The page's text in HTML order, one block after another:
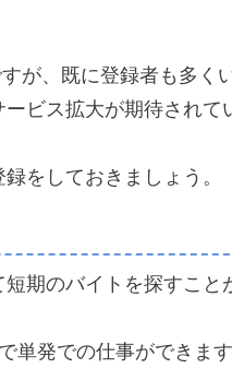
が、既に登録者も多くい
ビス拡大が期待されて
をしておきましょう。
期のバイトを探すこと
発での仕事ができます